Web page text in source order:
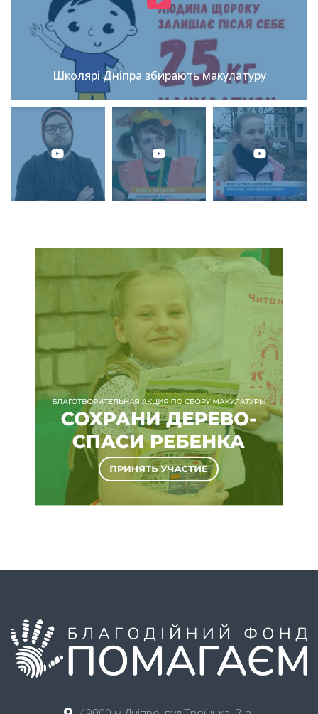
Школярі Дніпра збирають макулатуру